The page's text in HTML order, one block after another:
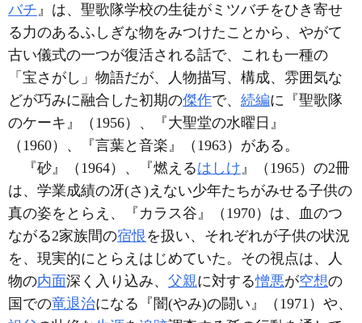
バチ』は、聖歌隊学校の生徒がミツバチをひき寄せ
る力のあるふしぎな物をみつけたことから、やがて
古い儀式の一つが復活される話で、これも一種の
「宝さがし」物語だが、人物描写、構成、雰囲気な
どが巧みに融合した初期の傑作で、 続編に『聖歌隊
のケーキ』（1956）、『大聖堂の水曜日』
（1960）、『言葉と音楽』（1963）がある。
『砂』（1964）、『燃えるはしけ』（1965）の2冊
は、学業成績の冴(さ)えない少年たちがみせる子供の
真の姿をとらえ、『カラス谷』（1970）は、血のつ
ながる2家族間の宿恨 を扱い、それぞれが子供の状況
を、現実的にとらえはじめていた。その視点は、人
物の内面深く入り込み、 父親に対する憎悪が空想の
国での竜退治になる『闇(やみ)の闘い』（1971）や、